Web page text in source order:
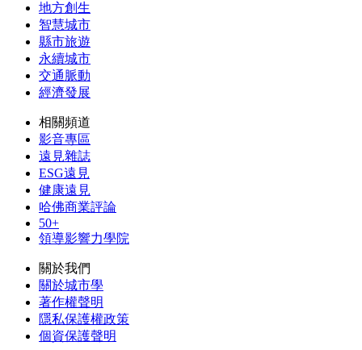
地方創生
智慧城市
縣市旅遊
永續城市
交通脈動
經濟發展
相關頻道
影音專區
遠見雜誌
ESG遠見
健康遠見
哈佛商業評論
50+
領導影響力學院
關於我們
關於城市學
著作權聲明
隱私保護權政策
個資保護聲明